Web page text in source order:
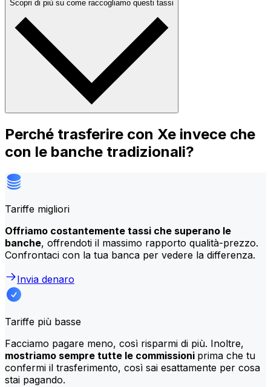
Scopri di più su come raccogliamo questi tassi
Perché trasferire con Xe invece che
con le banche tradizionali?
Tariffe migliori
Offriamo costantemente tassi che superano le
banche, offrendoti il massimo rapporto qualità-prezzo.
Confrontaci con la tua banca per vedere la differenza.
Invia denaro
Tariffe più basse
Facciamo pagare meno, così risparmi di più. Inoltre,
mostriamo sempre tutte le commissioni prima che tu
confermi il trasferimento, così sai esattamente per cosa
stai pagando.